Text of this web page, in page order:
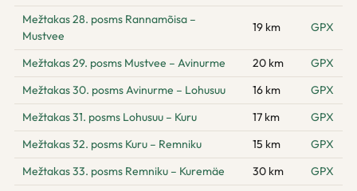
Mežtakas 28. posms Rannamõisa –
Mustvee
19 km GPX
Mežtakas 29. posms Mustvee – Avinurme 20 km
GPX
Mežtakas 30. posms Avinurme – Lohusuu
16 km
GPX
Mežtakas 31. posms Lohusuu – Kuru
17 km
GPX
Mežtakas 32. posms Kuru – Remniku
15 km
GPX
Mežtakas 33. posms Remniku – Kuremäe
30 km GPX